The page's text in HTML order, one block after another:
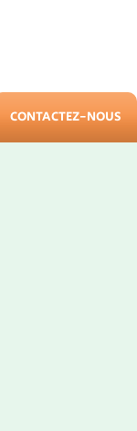
CONTACTEZ-NOUS